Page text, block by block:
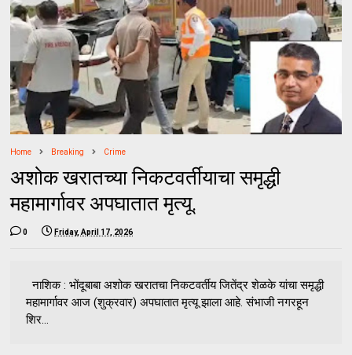
Home Breaking Crime
अशोक खरातच्या निकटवर्तीयाचा समृद्धी
महामार्गावर अपघातात मृत्यू.
0 Friday, April 17, 2026
नाशिक : भोंदूबाबा अशोक खरातचा निकटवर्तीय जितेंद्र शेळके यांचा समृद्धी
महामार्गावर आज (शुक्रवार) अपघातात मृत्यू झाला आहे. संभाजी नगरहून
शिर...